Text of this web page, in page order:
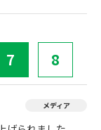
7 8
メディア